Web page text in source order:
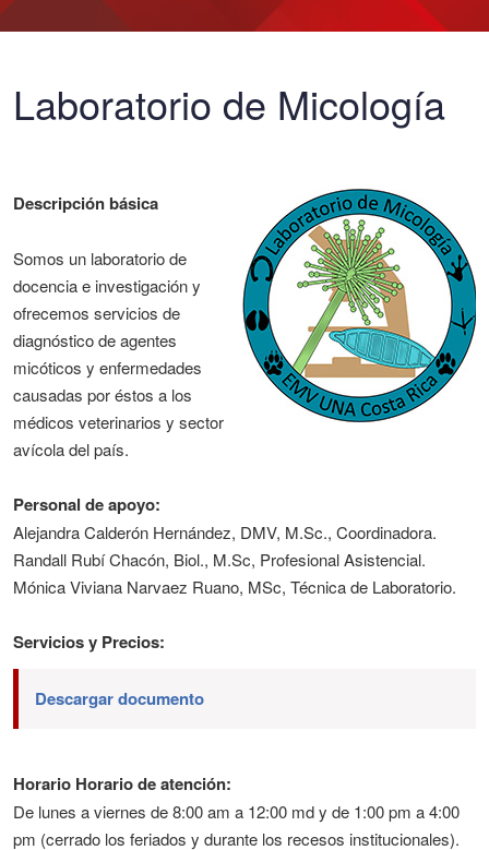
Laboratorio de Micología
Descripción básica
Somos un laboratorio de
docencia e investigación y
ofrecemos servicios de
diagnóstico de agentes
micóticos y enfermedades
causadas por éstos a los
médicos veterinarios y sector
avícola del país.
Personal de apoyo:
Alejandra Calderón Hernández, DMV, M.Sc., Coordinadora.
Randall Rubí Chacón, Biol., M.Sc, Profesional Asistencial.
Mónica Viviana Narvaez Ruano, MSc, Técnica de Laboratorio.
Servicios y Precios:
Descargar documento
Horario Horario de atención:
De lunes a viernes de 8:00 am a 12:00 md y de 1:00 pm a 4:00
pm (cerrado los feriados y durante los recesos institucionales).